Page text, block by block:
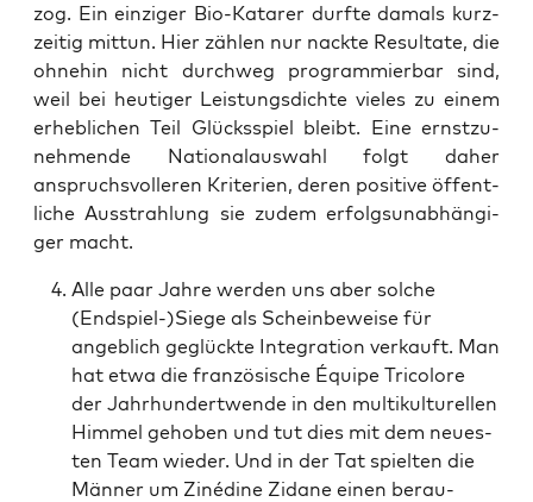
zog. Ein ein­zi­ger Bio-Kata­rer durf­te damals kurz­
zei­tig mit­tun. Hier zäh­len nur nack­te Resul­ta­te, die
ohne­hin nicht durch­weg pro­gram­mier­bar sind,
weil bei heu­ti­ger Leis­tungs­dich­te vie­les zu einem
erheb­li­chen Teil Glücks­spiel bleibt. Eine ernst­zu­
neh­men­de Natio­nal­aus­wahl folgt daher
anspruchs­vol­le­ren Kri­te­ri­en, deren posi­ti­ve öffent­
li­che Aus­strah­lung sie zudem erfolgs­un­ab­hän­gi­
ger macht.
Alle paar Jah­re wer­den uns aber sol­che
(Endspiel-)Siege als Schein­be­wei­se für
angeb­lich geglück­te Inte­gra­ti­on ver­kauft. Man
hat etwa die fran­zö­si­sche Équi­pe Tri­co­lo­re
der Jahr­hun­dert­wen­de in den mul­ti­kul­tu­rel­len
Him­mel geho­ben und tut dies mit dem neu­es­
ten Team wie­der. Und in der Tat spiel­ten die
Män­ner um Ziné­di­ne Zidane einen berau­